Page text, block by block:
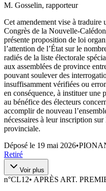
M. Gosselin, rapporteur
Cet amendement vise à traduire
Congrès de la Nouvelle-
présente proposition de loi
l’attention de l’État sur le
radiés de la liste électorale
aux assemblées de province
pouvant soulever des
insuffisamment vérifiées ou
en conséquence, à instituer
au bénéfice des électeurs
accomplir de nouveau
nécessaires à leur inscription
provinciale.
Déposé le 19 mai 2026•
Retiré
Voir plus
n°CL12• APRÈS ART.